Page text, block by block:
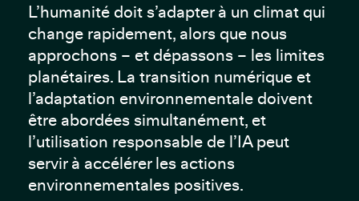
L’humanité doit s’adapter à un climat qui
change rapidement, alors que nous
approchons – et dépassons – les limites
planétaires. La transition numérique et
l’adaptation environnementale doivent
être abordées simultanément, et
l’utilisation responsable de l’IA peut
servir à accélérer les actions
environnementales positives.